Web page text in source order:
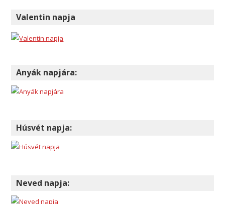
Valentin napja
Anyák napjára:
Húsvét napja:
Neved napja: